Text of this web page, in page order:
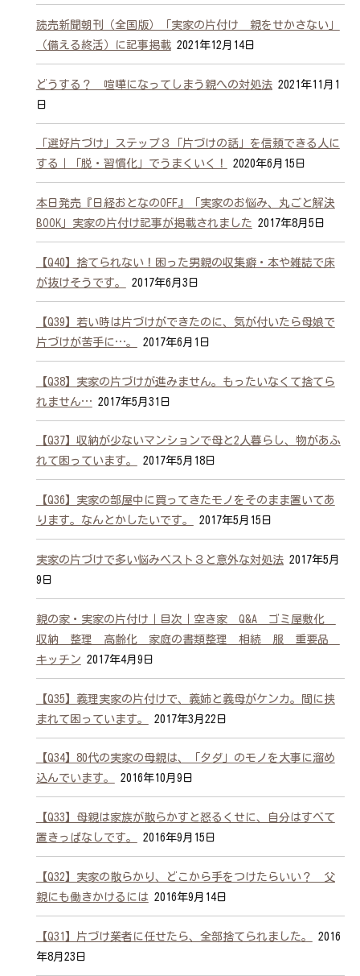
読売新聞朝刊（全国版）「実家の片付け 親をせかさない」
（備える終活）に記事掲載2021年12月14日
どうする？ 喧嘩になってしまう親への対処法2021年11月1
日
「選好片づけ」ステップ３「片づけの話」を信頼できる人に
する｜「脱・習慣化」でうまくいく！
2020年6月15日
本日発売『日経おとなのOFF』「実家のお悩み、丸ごと解決
BOOK」実家の片付け記事が掲載されました 2017年8月5日
【Q40】捨てられない！困った男親の収集癖・本や雑誌で床
が抜けそうです。
2017年6月3日
【Q39】若い時は片づけができたのに、気が付いたら母娘で
片づけが苦手に…。
2017年6月1日
【Q38】実家の片づけが進みません。もったいなくて捨てら
れません… 2017年5月31日
【Q37】収納が少ないマンションで母と2人暮らし、物があふ
れて困っています。
2017年5月18日
【Q36】実家の部屋中に買ってきたモノをそのまま置いてあ
ります。なんとかしたいです。
2017年5月15日
実家の片づけで多い悩みベスト３と意外な対処法2017年5月
9日
親の家・実家の片付け｜目次｜空き家 Q&A ゴミ屋敷化
収納 整理 高齢化 家庭の書類整理 相続 服 重要品
キッチン 2017年4月9日
【Q35】義理実家の片付けで、義姉と義母がケンカ。間に挟
まれて困っています。
2017年3月22日
【Q34】80代の実家の母親は、「タダ」のモノを大事に溜め
込んでいます。
2016年10月9日
【Q33】母親は家族が散らかすと怒るくせに、自分はすべて
置きっぱなしです。
2016年9月15日
【Q32】実家の散らかり、どこから手をつけたらいい？ 父
親にも働きかけるには 2016年9月14日
【Q31】片づけ業者に任せたら、全部捨てられました。
2016
年8月23日